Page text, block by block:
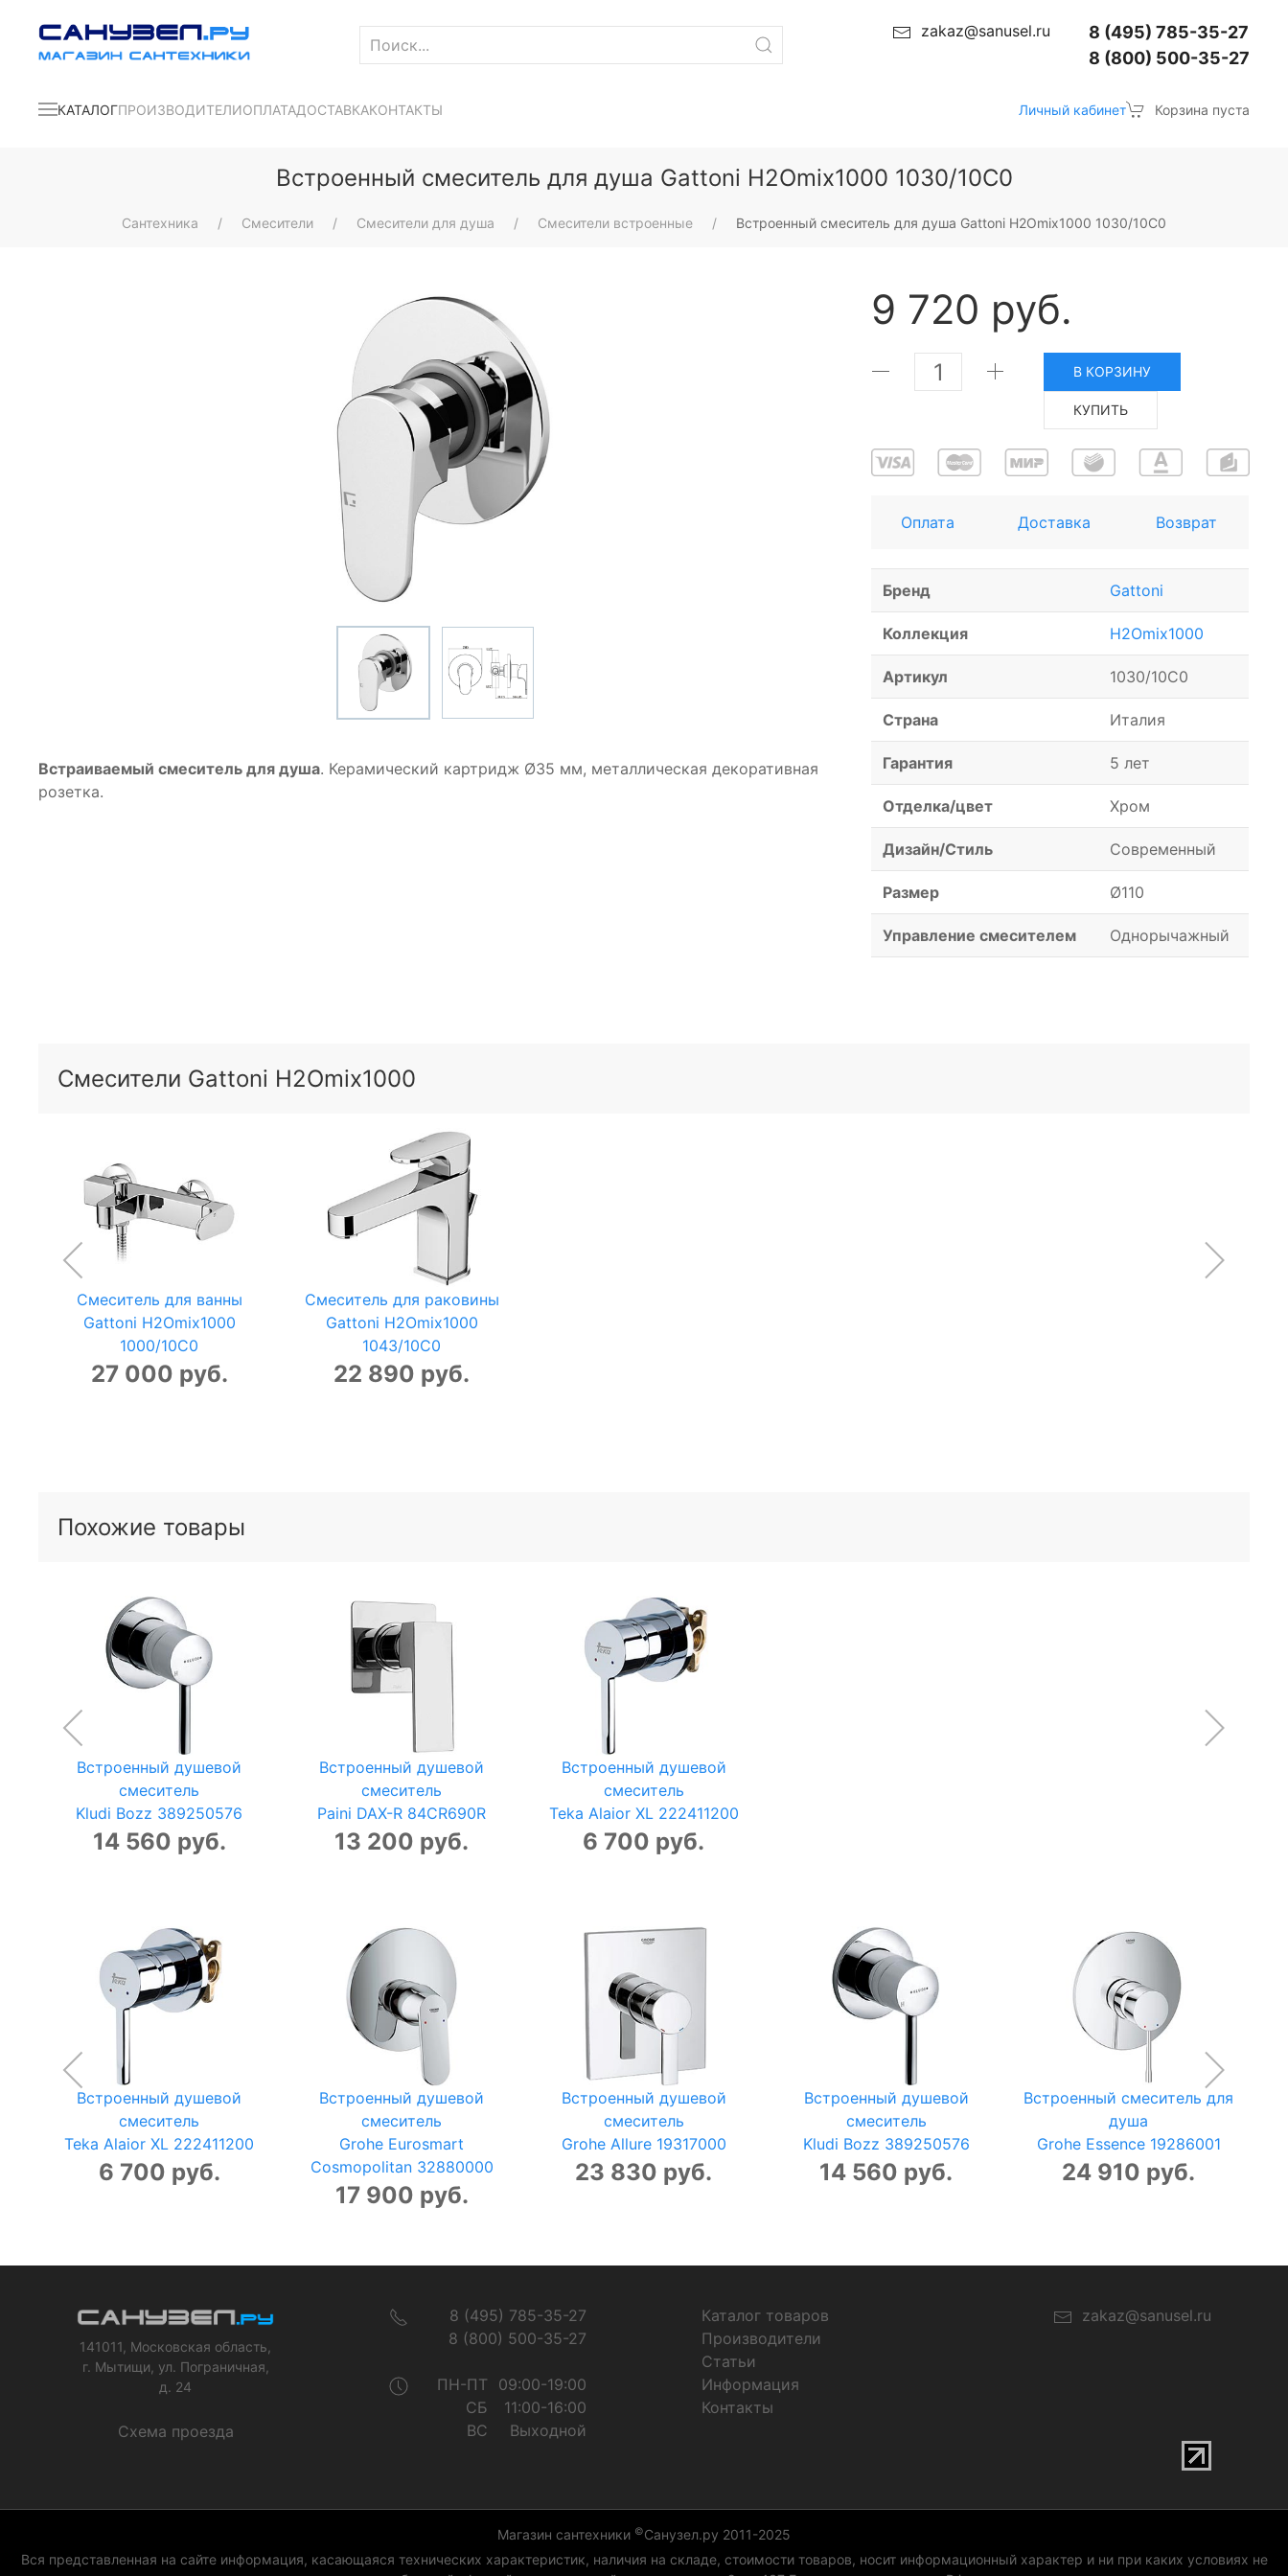
zakaz@sanusel.ru
8 (495) 785-35-27
8 (800) 500-35-27
КАТАЛОГПРОИЗВОДИТЕЛИОПЛАТАДОСТАВКАКОНТАКТЫ Личный кабинет Корзина пуста
Встроенный смеситель для душа Gattoni H2Omix1000 1030/10С0
Сантехника Смесители Смесители для душа Смесители встроенные Встроенный смеситель для душа Gattoni H2Omix1000 1030/10С0
Встраиваемый смеситель для душа. Керамический картридж Ø35 мм, металлическая декоративная
розетка.
9 720 руб.
В КОРЗИНУ
КУПИТЬ
Оплата Доставка Возврат
Бренд Gattoni
Коллекция H2Omix1000
Артикул 1030/10С0
Страна Италия
Гарантия 5 лет
Отделка/цвет Хром
Дизайн/Стиль Современный
Размер Ø110
Управление смесителем Однорычажный
Смесители Gattoni H2Omix1000
Смеситель для ванны
Gattoni H2Omix1000
1000/10С0
27 000 руб.
Смеситель для раковины
Gattoni H2Omix1000
1043/10С0
22 890 руб.
Похожие товары
Встроенный душевой
смеситель
Kludi Bozz 389250576
14 560 руб.
Встроенный душевой
смеситель
Paini DAX-R 84CR690R
13 200 руб.
Встроенный душевой
смеситель
Teka Alaior XL 222411200
6 700 руб.
Встроенный душевой
смеситель
Teka Alaior XL 222411200
6 700 руб.
Встроенный душевой
смеситель
Grohe Eurosmart
Cosmopolitan 32880000
17 900 руб.
Встроенный душевой
смеситель
Grohe Allure 19317000
23 830 руб.
Встроенный душевой
смеситель
Kludi Bozz 389250576
14 560 руб.
Встроенный смеситель для
душа
Grohe Essence 19286001
24 910 руб.
141011, Московская область,
г. Мытищи, ул. Пограничная,
д. 24
Схема проезда
8 (495) 785-35-27
8 (800) 500-35-27
ПН-ПТ
09:00-19:00
СБ
11:00-16:00
ВС
Выходной
Каталог товаров
Производители
Статьи
Информация
Контакты
zakaz@sanusel.ru
Магазин сантехники ©Санузел.ру 2011-2025
Вся представленная на сайте информация, касающаяся технических характеристик, наличия на складе, стоимости товаров, носит информационный характер и ни при каких условиях не